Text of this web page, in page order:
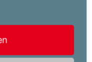
ein
ist Ihnen